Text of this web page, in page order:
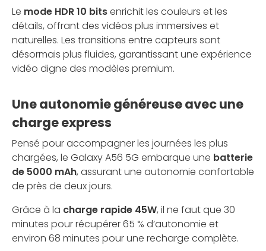
Le mode HDR 10 bitsenrichit les couleurs et les
détails, offrant des vidéos plus immersives et
naturelles. Les transitions entre capteurs sont
désormais plus fluides, garantissant une expérience
vidéo digne des modèles premium.
Une autonomie généreuse avec une
charge express
Pensé pour accompagner les journées les plus
chargées, le Galaxy A56 5G embarque une batterie
de 5000 mAh, assurant une autonomie confortable
de près de deux jours.
Grâce à la charge rapide 45W, il ne faut que 30
minutes pour récupérer 65 % d’autonomie et
environ 68 minutes pour une recharge complète.